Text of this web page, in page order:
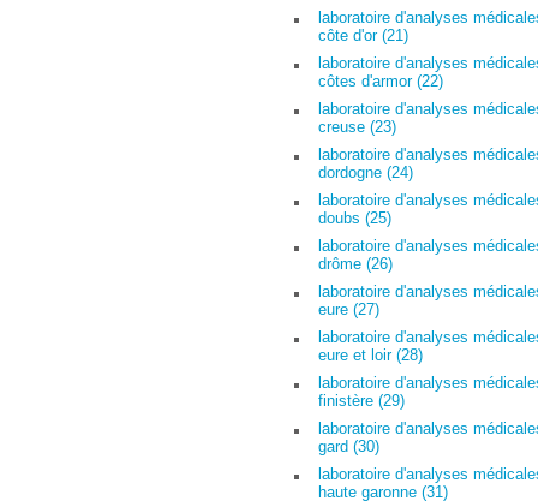
laboratoire d'analyses
côte d'or (21)
laboratoire d'analyses
côtes d'armor (22)
laboratoire d'analyses
creuse (23)
laboratoire d'analyses
dordogne (24)
laboratoire d'analyses
doubs (25)
laboratoire d'analyses
drôme (26)
laboratoire d'analyses
eure (27)
laboratoire d'analyses
eure et loir (28)
laboratoire d'analyses
finistère (29)
laboratoire d'analyses
gard (30)
laboratoire d'analyses
haute garonne (31)